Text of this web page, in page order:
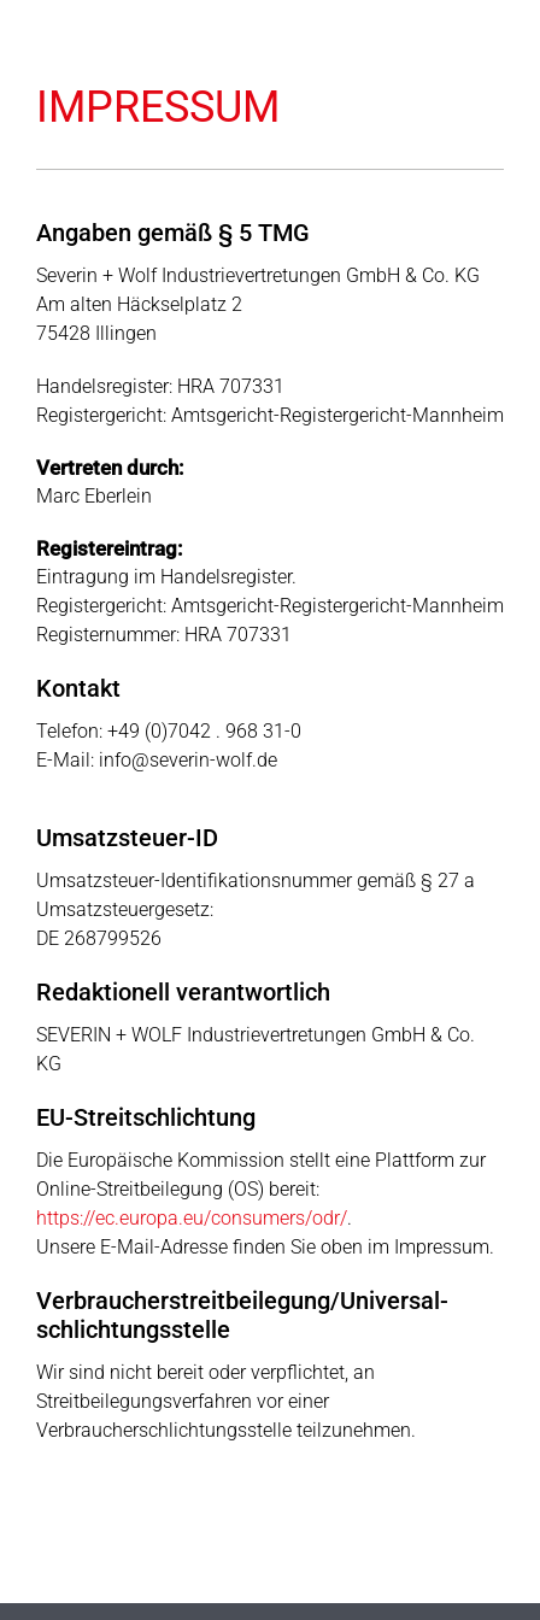
IMPRESSUM
Angaben gemäß § 5 TMG
Severin + Wolf Industrievertretungen GmbH & Co. KG
Am alten Häckselplatz 2
75428 Illingen
Handelsregister: HRA 707331
Registergericht: Amtsgericht-Registergericht-Mannheim
Vertreten durch:
Marc Eberlein
Registereintrag:
Eintragung im Handelsregister.
Registergericht: Amtsgericht-Registergericht-Mannheim
Registernummer: HRA 707331
Kontakt
Telefon: +49 (0)7042 . 968 31-0
E-Mail: info@severin-wolf.de
Umsatzsteuer-ID
Umsatzsteuer-Identifikationsnummer gemäß § 27 a
Umsatzsteuergesetz:
DE 268799526
Redaktionell verantwortlich
SEVERIN + WOLF Industrievertretungen GmbH & Co.
KG
EU-Streitschlichtung
Die Europäische Kommission stellt eine Plattform zur
Online-Streitbeilegung (OS) bereit:
https://ec.europa.eu/consumers/odr/.
Unsere E-Mail-Adresse finden Sie oben im Impressum.
Verbraucher­streit­beilegung/Universal­
schlichtungs­stelle
Wir sind nicht bereit oder verpflichtet, an
Streitbeilegungsverfahren vor einer
Verbraucherschlichtungsstelle teilzunehmen.